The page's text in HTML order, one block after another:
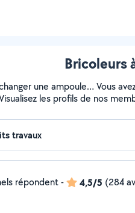
Bricoleurs
une ampoule… Vous
les profils de nos
répondent- 4,5/5 (284